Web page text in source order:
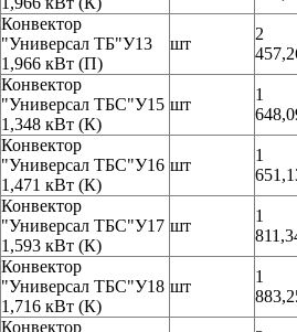
Конвектор
"Универсал ТБ"У13
1,966 кВт (П)
шт
2
Конвектор
"Универсал ТБС"У15
1,348 кВт (К)
шт
1
Конвектор
"Универсал ТБС"У16
1,471 кВт (К)
шт
1
Конвектор
"Универсал ТБС"У17
1,593 кВт (К)
шт
1
Конвектор
"Универсал ТБС"У18
1,716 кВт (К)
шт
1
Конвектор